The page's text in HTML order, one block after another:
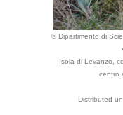
© Dipartimento di
Isola di Levanzo,
centro
Distributed